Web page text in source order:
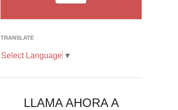
TRANSLATE
Select Language ▼
LLAMA AHORA A